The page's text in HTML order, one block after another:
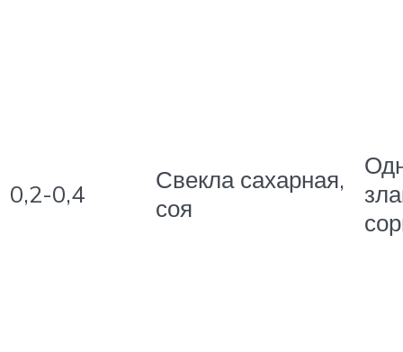
0,2-0,4
Свекла сахарная,
соя